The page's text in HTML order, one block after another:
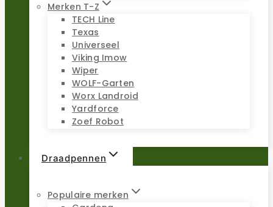
Merken T-Z
TECH Line
Texas
Universeel
Viking Imow
Wiper
WOLF-Garten
Worx Landroid
Yardforce
Zoef Robot
Draadpennen
Populaire merken